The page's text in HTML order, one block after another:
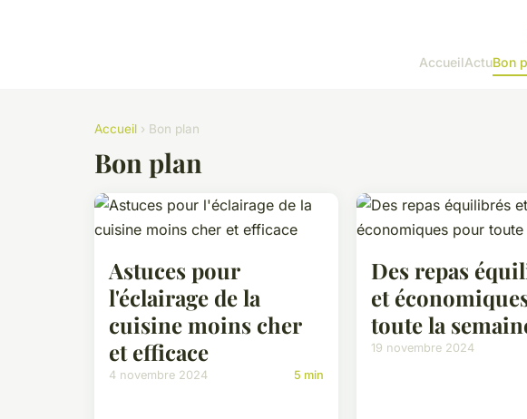
AccueilActuBon
Accueil › Bon plan
Bon plan
Astuces pour
l'éclairage de la
cuisine moins cher
et efficace
4 novembre 2024 5 min
Des repas
et
toute la
19 novembre 2024